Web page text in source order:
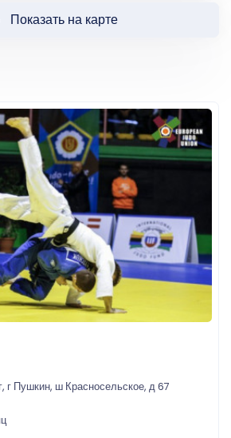
Показать на карте
г Пушкин, ш Красносельское, д 67